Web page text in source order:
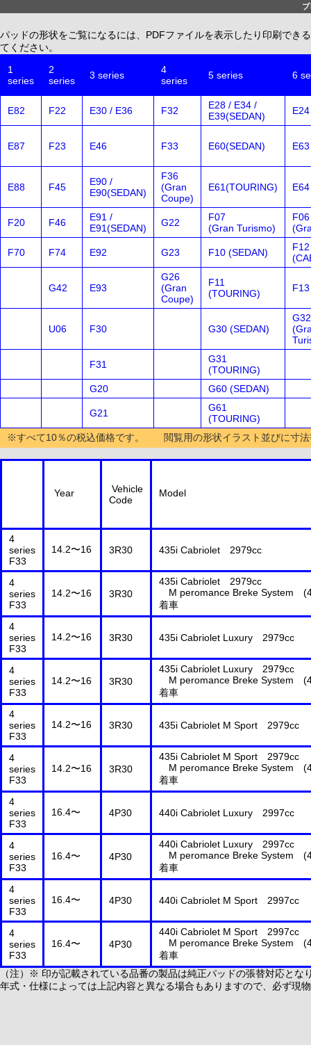
パッドの形状をご覧になるには、PDFファイルを表示したり印刷でき
てください。
1
series
2
series
3 series
4
series
5 series 6
E82 F22 E30 / E36 F32
E28 / E34 /
E39(SEDAN)
E24
E87 F23 E46 F33 E60(SEDAN) E63
E88 F45
E90 /
E90(SEDAN)
F36
(Gran
Coupe)
E61(TOURING) E64
F20 F46
E91 /
E91(SEDAN)
G22
F07
(Gran Turismo)
F06
F70 F74 E92 G23 F10 (SEDAN)
F12
G42 E93
G26
(Gran
Coupe)
F11
(TOURING)
U06 F30 G30 (SEDAN)
G32
F31
G31
(TOURING)
G20
G60 (SEDAN)
G21
G61
(TOURING)
※すべて10％の税込価格です。 閲覧用の形状イラスト並びに寸法
Year
Vehicle
Code
Model
4
series
F33
14.2〜16 3R30 435i Cabriolet 2979cc
4
series
F33
14.2〜16 3R30
435i Cabriolet 2979cc
M peromance Breke System
着車
4
series
F33
14.2〜16 3R30 435i Cabriolet Luxury 2979cc
4
series
F33
14.2〜16 3R30
435i Cabriolet Luxury 2979cc
M peromance Breke System
着車
4
series
F33
14.2〜16 3R30 435i Cabriolet M Sport 2979cc
4
series
F33
14.2〜16 3R30
435i Cabriolet M Sport 2979cc
M peromance Breke System
着車
4
series
F33
16.4〜 4P30 440i Cabriolet Luxury 2997cc
4
series
F33
16.4〜 4P30
440i Cabriolet Luxury 2997cc
M peromance Breke System
着車
4
series
F33
16.4〜 4P30 440i Cabriolet M Sport 2997cc
4
series
F33
16.4〜 4P30
440i Cabriolet M Sport 2997cc
M peromance Breke System
着車
（注）※ 印が記載されている品番の製品は純正パッドの張替対応とな
年式・仕様によっては上記内容と異なる場合もありますので、必ず現